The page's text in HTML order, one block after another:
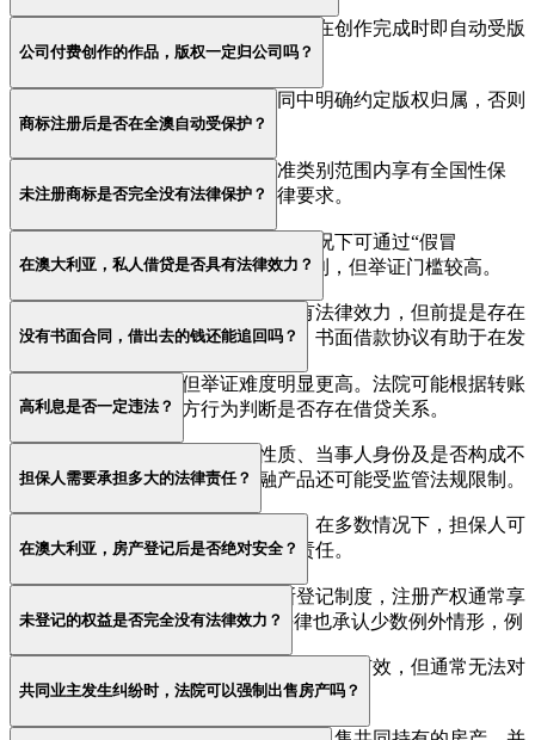
是的。根据澳大利亚法律，原创作品在创作完成时即自动受版
权保护，无需注册。
公司付费创作的作品，版权一定归公司吗？
不一定。除非属于雇佣关系或合同中明确约定版权归属，否则
版权可能仍归创作者本人所有。
商标注册后是否在全澳自动受保护？
一般情况下是的。注册商标在核准类别范围内享有全国性保
护，但前提是持续使用并符合法律要求。
未注册商标是否完全没有法律保护？
并非完全没有。未注册商标在特定情况下可通过“假冒
（passing off）”或误导性行为主张权利，但举证门槛较高。
在澳大利亚，私人借贷是否具有法律效力？
是的。私人借贷在澳大利亚可以具有法律效力，但前提是存在
明确的借贷关系、还款义务及对价。书面借款协议有助于在发
没有书面合同，借出去的钱还能追回吗？
在某些情况下可以，但举证难度明显更高。法院可能根据转账
记录、通讯记录及双方行为判断是否存在借贷关系。
高利息是否一定违法？
不一定。是否违法取决于借贷性质、当事人身份及是否构成不
公平交易或不当行为。特定金融产品还可能受监管法规限制。
担保人需要承担多大的法律责任？
担保人的责任取决于担保文件条款。在多数情况下，担保人可
能需要对主债务人的违约承担直接责任。
在澳大利亚，房产登记后是否绝对安全？
原则上是的。澳大利亚实行托伦斯登记制度，注册产权通常享
有“产权不可撤销性”的保护，但法律也承认少数例外情形，例
未登记的权益是否完全没有法律效力？
并非如此。未登记权益可能在当事人之间有效，但通常无法对
抗善意、有偿并已登记的第三方。
共同业主发生纠纷时，法院可以强制出售房产吗？